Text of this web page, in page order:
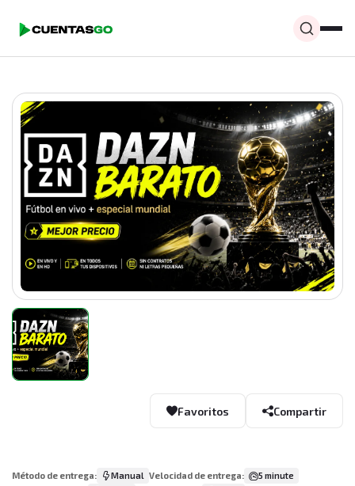
Favoritos Compartir
Método de entrega: Manual Velocidad de entrega:
5 minute